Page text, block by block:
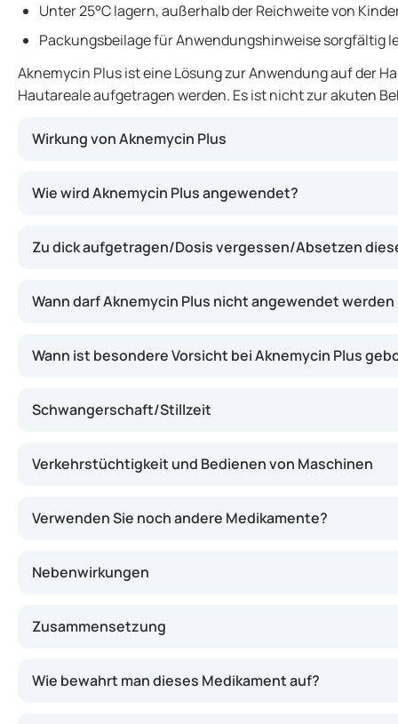
Unter 25°C lagern, außerhalb der Reichweite von
Packungsbeilage für Anwendungshinweise sorgfältig
Aknemycin Plus ist eine Lösung zur Anwendung auf der
Hautareale aufgetragen werden. Es ist nicht zur akuten
Wirkung von Aknemycin Plus
Wie wird Aknemycin Plus angewendet?
Zu dick aufgetragen/Dosis vergessen/Absetzen
Wann darf Aknemycin Plus nicht angewendet werden
Wann ist besondere Vorsicht bei Aknemycin Plus
Schwangerschaft/Stillzeit
Verkehrstüchtigkeit und Bedienen von Maschinen
Verwenden Sie noch andere Medikamente?
Nebenwirkungen
Zusammensetzung
Wie bewahrt man dieses Medikament auf?